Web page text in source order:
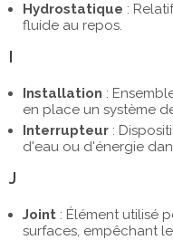
Hydrostatique :
fluide au repos.
I
Installation :
en place un système
Interrupteur :
d'eau ou d'énergie
J
Joint : Élément utilisé
surfaces, empêchant